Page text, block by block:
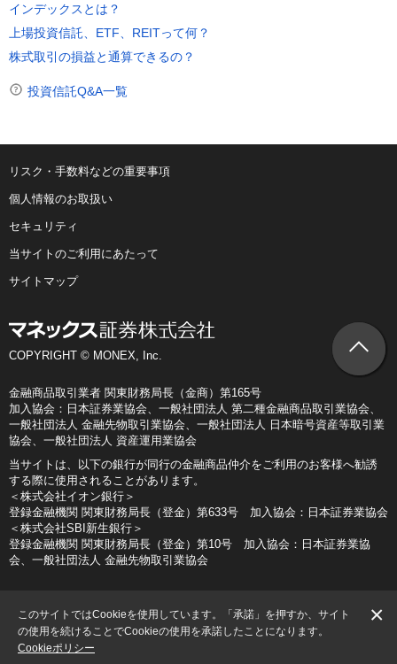
インデックスとは？
上場投資信託、ETF、REITって何？
株式取引の損益と通算できるの？
投資信託Q&A一覧
リスク・手数料などの重要事項
個人情報のお取扱い
セキュリティ
当サイトのご利用にあたって
サイトマップ
COPYRIGHT © MONEX, Inc.
金融商品取引業者 関東財務局長（金商）第165号
加入協会：日本証券業協会、一般社団法人 第二種金融商品取引業協会、
一般社団法人 金融先物取引業協会、一般社団法人 日本暗号資産等取引業
協会、一般社団法人 資産運用業協会
当サイトは、以下の銀行が同行の金融商品仲介をご利用のお客様へ勧誘
する際に使用されることがあります。
＜株式会社イオン銀行＞
登録金融機関 関東財務局長（登金）第633号 加入協会：日本証券業協会
＜株式会社SBI新生銀行＞
登録金融機関 関東財務局長（登金）第10号 加入協会：日本証券業協
会、一般社団法人 金融先物取引業協会
このサイトではCookieを使用しています。「承諾」を押すか、サイト
の使用を続けることでCookieの使用を承諾したことになります。
Cookieポリシー
×